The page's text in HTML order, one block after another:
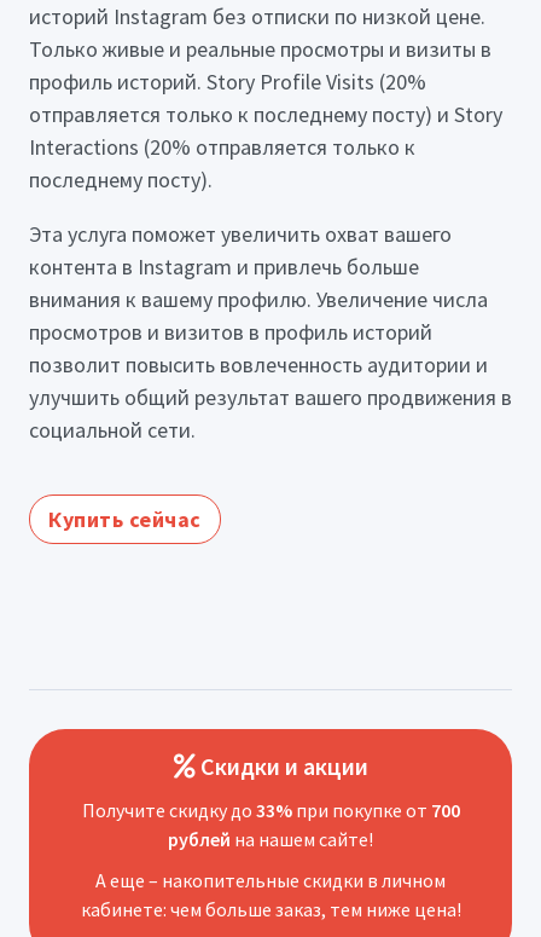
историй Instagram без отписки по низкой цене.
Только живые и реальные просмотры и визиты в
профиль историй. Story Profile Visits (20%
отправляется только к последнему посту) и Story
Interactions (20% отправляется только к
последнему посту).
Эта услуга поможет увеличить охват вашего
контента в Instagram и привлечь больше
внимания к вашему профилю. Увеличение числа
просмотров и визитов в профиль историй
позволит повысить вовлеченность аудитории и
улучшить общий результат вашего продвижения в
социальной сети.
Купить сейчас
Скидки и акции
Получите скидку до 33%при покупке от 700
рублей на нашем сайте!
А еще – накопительные скидки в личном
кабинете: чем больше заказ, тем ниже цена!